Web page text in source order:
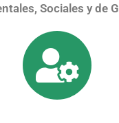
Sociales y de